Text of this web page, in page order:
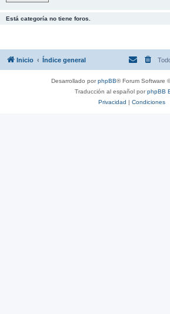
Está categoría no tiene foros.
Inicio Índice general
Desarrollado porphpBB® Forum Software
Traducción al español porphpBB
Privacidad | Condiciones